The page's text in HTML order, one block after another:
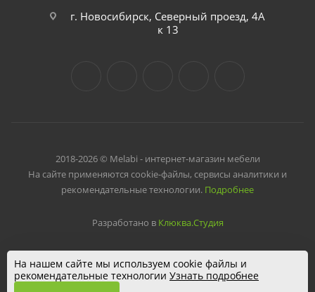
г. Новосибирск, Северный проезд, 4А
к 13
2018-2026 © Melabi - интернет-магазин мебели
На сайте применяются cookie-файлы, сервисы аналитики и
рекомендательные технологии. Подробнее
Разработано в Клюква.Студия
На нашем сайте мы используем cookie файлы и
рекомендательные технологии Узнать подробнее